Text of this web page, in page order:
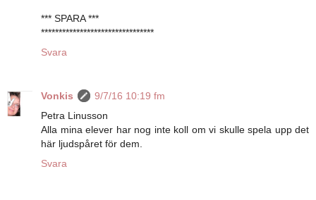
*** SPARA ***
********************************
Svara
Vonkis
9/7/16 10:19 fm
Petra Linusson
Alla mina elever har nog inte koll om vi skulle spela upp det
här ljudspåret för dem.
Svara